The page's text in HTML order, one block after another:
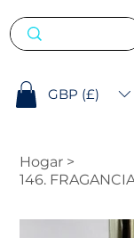
GBP (£)
Hogar >